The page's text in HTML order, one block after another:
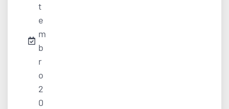
t
e
m
b
r
o
2
0